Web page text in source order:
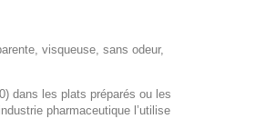
visqueuse, sans odeur,
dans les plats préparés ou les
pharmaceutique l’utilise